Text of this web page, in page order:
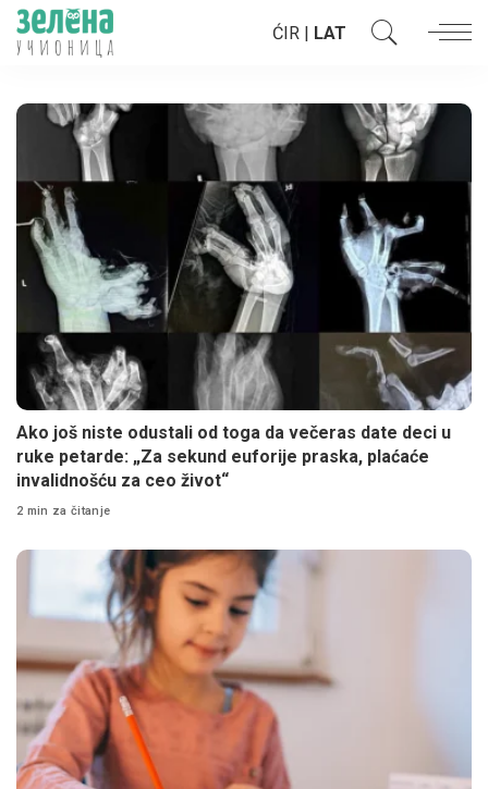
ĆIR | LAT
Ako još niste odustali od toga da večeras date deci u
ruke petarde: „Za sekund euforije praska, plaćaće
invalidnošću za ceo život“
2 min za čitanje